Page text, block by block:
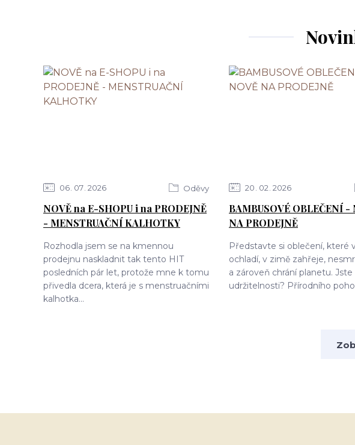
06 07 2026 Oděvy
NOVĚ na E-SHOPU i na PRODEJNĚ
- MENSTRUAČNÍ KALHOTKY
Rozhodla jsem se na kmennou
prodejnu naskladnit tak tento HIT
posledních pár let, protože mne k tomu
přivedla dcera, která je s menstruačními
kalhotka...
20 02 2026
BAMBUSOVÉ OBLEČENÍ -
NA PRODEJNĚ
Představte si oblečení, které
ochladí, v zimě zahřeje,
a zároveň chrání planetu.
udržitelnosti? Přírodního